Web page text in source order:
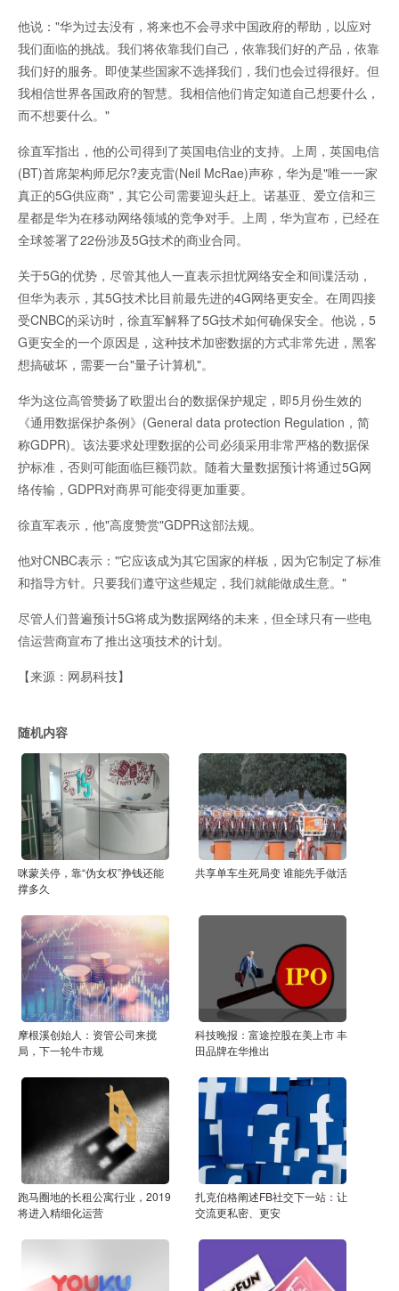
他说："华为过去没有，将来也不会寻求中国政府的帮助，以应对
我们面临的挑战。我们将依靠我们自己，依靠我们好的产品，依靠
我们好的服务。即使某些国家不选择我们，我们也会过得很好。但
我相信世界各国政府的智慧。我相信他们肯定知道自己想要什么，
而不想要什么。"
徐直军指出，他的公司得到了英国电信业的支持。上周，英国电信
(BT)首席架构师尼尔?麦克雷(Neil McRae)声称，华为是"唯一一家
真正的5G供应商"，其它公司需要迎头赶上。诺基亚、爱立信和三
星都是华为在移动网络领域的竞争对手。上周，华为宣布，已经在
全球签署了22份涉及5G技术的商业合同。
关于5G的优势，尽管其他人一直表示担忧网络安全和间谍活动，
但华为表示，其5G技术比目前最先进的4G网络更安全。在周四接
受CNBC的采访时，徐直军解释了5G技术如何确保安全。他说，5
G更安全的一个原因是，这种技术加密数据的方式非常先进，黑客
想搞破坏，需要一台"量子计算机"。
华为这位高管赞扬了欧盟出台的数据保护规定，即5月份生效的
《通用数据保护条例》(General data protection Regulation，简
称GDPR)。该法要求处理数据的公司必须采用非常严格的数据保
护标准，否则可能面临巨额罚款。随着大量数据预计将通过5G网
络传输，GDPR对商界可能变得更加重要。
徐直军表示，他"高度赞赏"GDPR这部法规。
他对CNBC表示："它应该成为其它国家的样板，因为它制定了标准
和指导方针。只要我们遵守这些规定，我们就能做成生意。"
尽管人们普遍预计5G将成为数据网络的未来，但全球只有一些电
信运营商宣布了推出这项技术的计划。
【来源：网易科技】
随机内容
咪蒙关停，靠“伪女权”挣钱还能
撑多久
共享单车生死局变 谁能先手做活
摩根溪创始人：资管公司来搅
局，下一轮牛市规
科技晚报：富途控股在美上市 丰
田品牌在华推出
跑马圈地的长租公寓行业，2019
将进入精细化运营
扎克伯格阐述FB社交下一站：让
交流更私密、更安